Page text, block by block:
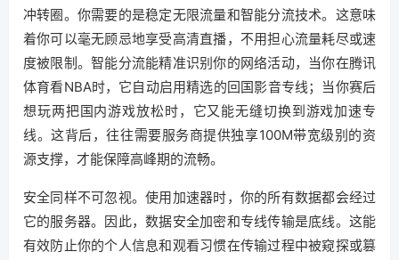
冲转圈。你需要的是稳定无限流量和智能分流技术。这意味
着你可以毫无顾忌地享受高清直播，不用担心流量耗尽或速
度被限制。智能分流能精准识别你的网络活动，当你在腾讯
体育看NBA时，它自动启用精选的回国影音专线；当你赛后
想玩两把国内游戏放松时，它又能无缝切换到游戏加速专
线。这背后，往往需要服务商提供独享100M带宽级别的资
源支撑，才能保障高峰期的流畅。
安全同样不可忽视。使用加速器时，你的所有数据都会经过
它的服务器。因此，数据安全加密和专线传输是底线。这能
有效防止你的个人信息和观看习惯在传输过程中被窥探或篡